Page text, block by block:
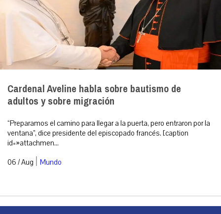
Cardenal Aveline habla sobre bautismo de
adultos y sobre migración
“Preparamos el camino para llegar a la puerta, pero entraron por la
ventana”, dice presidente del episcopado francés. [caption
id=»attachmen...
06 / Aug | Mundo